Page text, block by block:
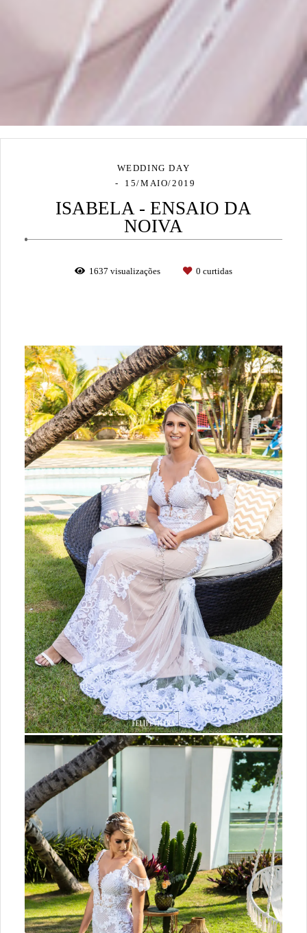
WEDDING DAY
15/MAIO/2019
ISABELA - ENSAIO DA
NOIVA
1637 visualizações 0 curtidas